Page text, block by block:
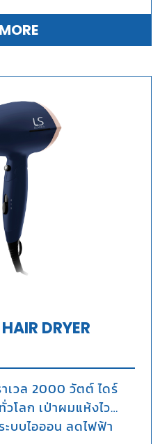
DRYER
าเวล 2000 วัตต์ไดร์
วโลก เป่าผมแห้งไว
บบไอออน ลดไฟฟ้า